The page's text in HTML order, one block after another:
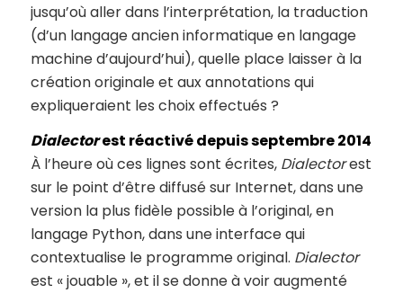
jusqu’où aller dans l’interprétation, la traduction
(d’un langage ancien informatique en langage
machine d’aujourd’hui), quelle place laisser à la
création originale et aux annotations qui
expliqueraient les choix effectués ?
Dialectorest réactivé depuis septembre 2014
À l’heure où ces lignes sont écrites, Dialectorest
sur le point d’être diffusé sur Internet, dans une
version la plus fidèle possible à l’original, en
langage Python, dans une interface qui
contextualise le programme original. Dialector
est « jouable », et il se donne à voir augmenté